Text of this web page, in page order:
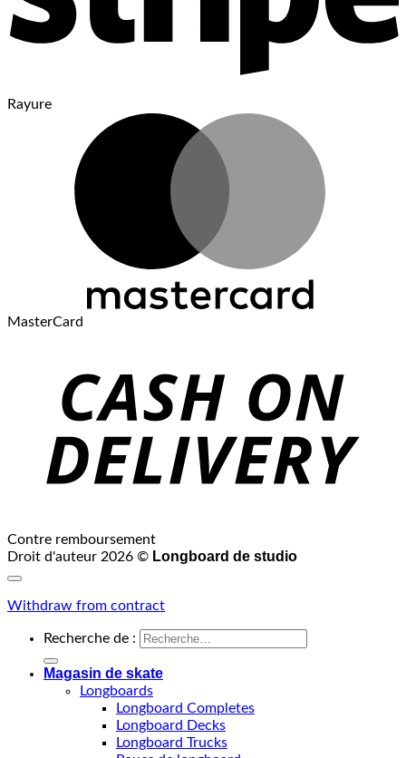
Rayure
MasterCard
Contre remboursement
Droit d'auteur 2026 © Longboard de studio
Withdraw from contract
Recherche de :
Magasin de skate
Longboards
Longboard Completes
Longboard Decks
Longboard Trucks